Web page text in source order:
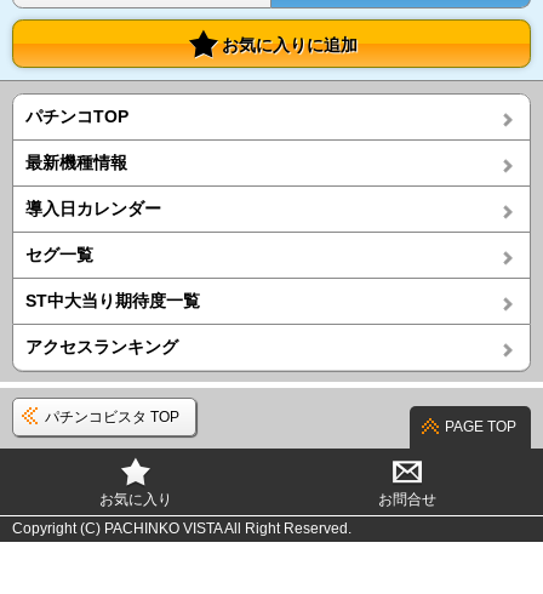
お気に入りに追加
パチンコTOP
最新機種情報
導入日カレンダー
セグ一覧
ST中大当り期待度一覧
アクセスランキング
パチンコビスタ TOP
PAGE TOP
お気に入り
お問合せ
Copyright (C) PACHINKO VISTA All Right Reserved.